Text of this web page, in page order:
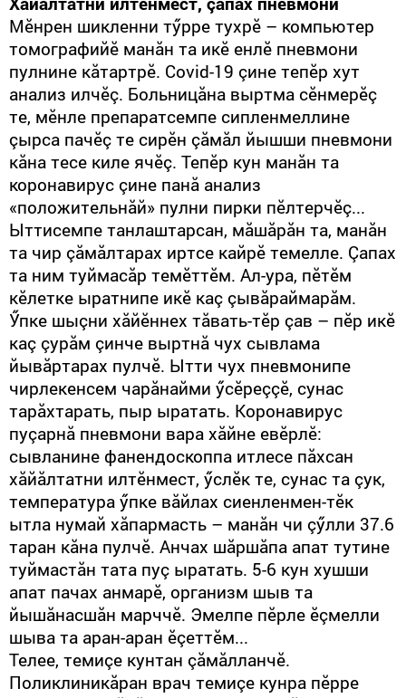
Мӗнрен шикленни тӳрре тухрӗ – компьютер
томографийӗ манăн та икӗ енлӗ пневмони
пулнине кăтартрӗ. Covid-19 çине тепӗр хут
анализ илчӗç. Больницăна выртма сӗнмерӗç
те, мӗнле препаратсемпе сипленмеллине
çырса пачӗç те сирӗн çăмăл йышши пневмони
кăна тесе киле ячӗç. Тепӗр кун манăн та
коронавирус çине панă анализ
«положительнăй» пулни пирки пӗлтерчӗç...
Ыттисемпе танлаштарсан, мăшăрăн та, манăн
та чир çăмăлтарах иртсе кайрӗ темелле. Çапах
та ним туймасăр темӗттӗм. Ал-ура, пӗтӗм
кӗлетке ыратнипе икӗ каç çывăраймарăм.
Ӳпке шыçни хăйӗннех тăвать-тӗр çав – пӗр икӗ
каç çурăм çинче выртнă чух сывлама
йывăртарах пулчӗ. Ытти чух пневмонипе
чирлекенсем чарăнайми ӳсӗреççӗ, сунас
тарăхтарать, пыр ыратать. Коронавирус
пуçарнă пневмони вара хăйне евӗрлӗ:
сывланине фанендоскоппа итлесе пăхсан
хăйăлтатни илтӗнмест, ӳслӗк те, сунас та çук,
температура ӳпке вăйлах сиенленмен-тӗк
ытла нумай хăпармасть – манăн чи çӳлли 37.6
таран кăна пулчӗ. Анчах шăршăпа апат тутине
туймастăн тата пуç ыратать. 5-6 кун хушши
апат пачах анмарӗ, организм шыв та
йышăнасшăн марччӗ. Эмелпе пӗрле ӗçмелли
шыва та аран-аран ӗçеттӗм...
Телее, темиçе кунтан çăмăлланчӗ.
Поликлиникăран врач темиçе кунра пӗрре